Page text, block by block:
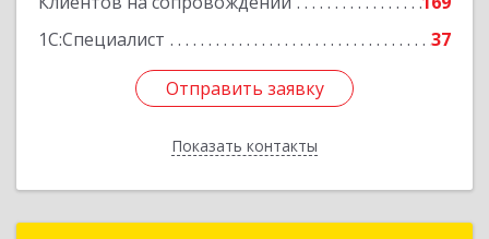
1С:Специалист
37
Отправить заявку
Показать контакты
Отправить заявку
Назад